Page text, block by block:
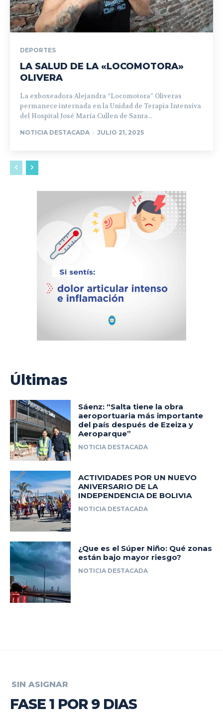
DEPORTES
LA SALUD DE LA «LOCOMOTORA»
OLIVERA
La exboxeadora Alejandra “Locomotora” Oliveras
permanece internada en la Unidad de Terapia Intensiva
del Hospital José María Cullen de Santa...
NOTICIA DESTACADA - JULIO 21, 2025
Últimas
Sáenz: “Salta tiene la obra
aeroportuaria más importante
del país después de Ezeiza y
Aeroparque”
NOTICIA DESTACADA
ACTIVIDADES POR UN NUEVO
ANIVERSARIO DE LA
INDEPENDENCIA DE BOLIVIA
NOTICIA DESTACADA
¿Que es el Súper Niño: Qué zonas
están bajo mayor riesgo?
NOTICIA DESTACADA